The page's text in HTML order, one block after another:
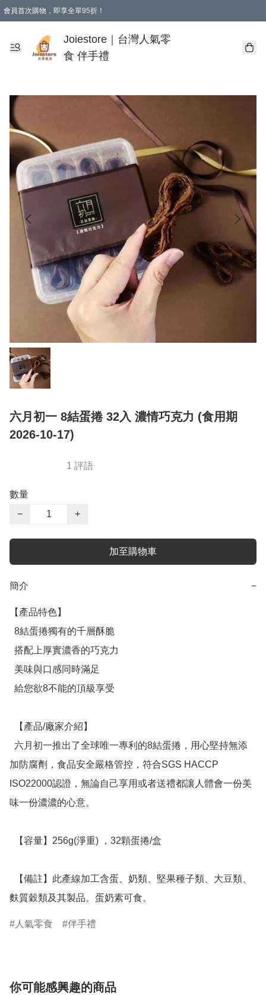
會員首次購物，即享全單95折！
購物滿 HKD 350.00即享免運費優惠！（適用於 本地送貨、本地取貨 )
Joiestore｜台灣人氣零
食 伴手禮
六月初一 8結蛋捲 32入 濃情巧克力 (食用期
2026-10-17)
1 評語
數量
−
+
加至購物車
簡介 −
【產品特色】
加防腐劑，食品安全嚴格管控，符合SGS HACCP
ISO22000認證，無論自己享用或者送禮都讓人體會一份美
味一份濃濃的心意。
麩質穀類及其製品。蛋奶素可食。
人氣零食 伴手禮
你可能感興趣的商品